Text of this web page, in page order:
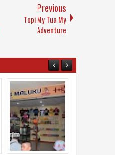
Previous
Topi My Tua My
Adventure